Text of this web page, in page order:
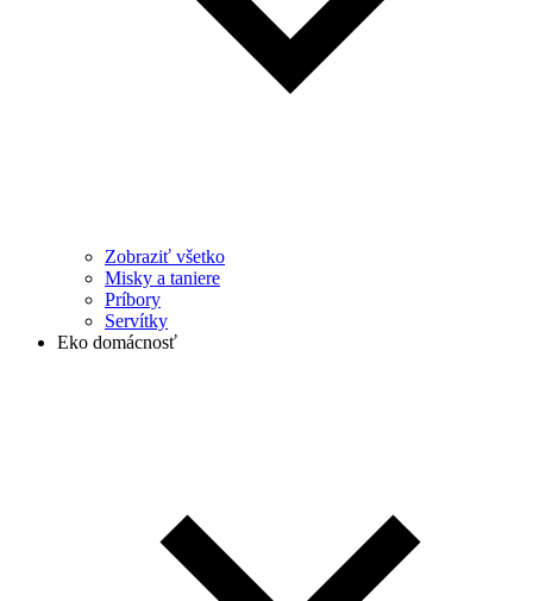
Zobraziť všetko
Misky a taniere
Príbory
Servítky
Eko domácnosť